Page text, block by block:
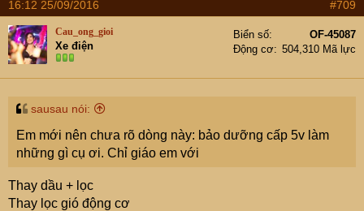
16:12 25/09/2016 #709
Cau_ong_gioi
Xe điện
Biển số
OF-45087
Động cơ
504,310 Mã lực
sausau nói:
Em mới nên chưa rõ dòng này: bảo dưỡng cấp 5v làm
những gì cụ ơi. Chỉ giáo em với
Thay dầu + lọc
Thay lọc gió động cơ